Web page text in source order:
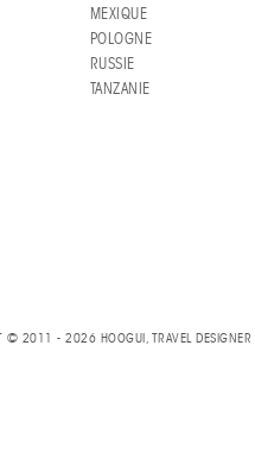
MEXIQUE
POLOGNE
RUSSIE
TANZANIE
© 2011 - 2026 HOOGUI, TRAVEL DESIGNER